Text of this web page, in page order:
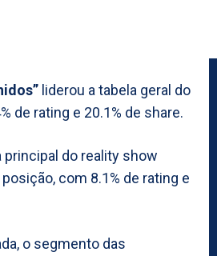
liderou a tabela geral do
de rating e 20.1% de share.
principal do reality show
com 8.1% de rating e
o segmento das